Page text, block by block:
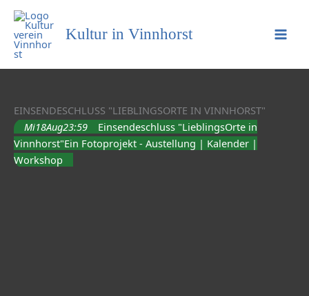
Kultur in Vinnhorst
EINSENDESCHLUSS "LIEBLINGSORTE IN VINNHORST"
Mi18Aug23:59
Einsendeschluss "LieblingsOrte in
Vinnhorst"Ein Fotoprojekt - Austellung | Kalender |
Workshop